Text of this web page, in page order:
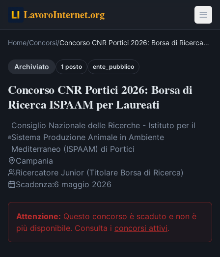
LavoroInternet.org
Home/Concorsi/Concorso CNR Portici 2026: Borsa di Ricerca
Archiviato
1 posto ente_pubblico
Concorso CNR Portici 2026: Borsa di
Ricerca ISPAAM per Laureati
Consiglio Nazionale delle Ricerche - Istituto per il
Sistema Produzione Animale in Ambiente
Mediterraneo (ISPAAM) di Portici
Campania
Ricercatore Junior (Titolare Borsa di Ricerca)
Scadenza:6 maggio 2026
Attenzione: Questo concorso è scaduto e non è
più disponibile. Consulta i concorsi attivi.